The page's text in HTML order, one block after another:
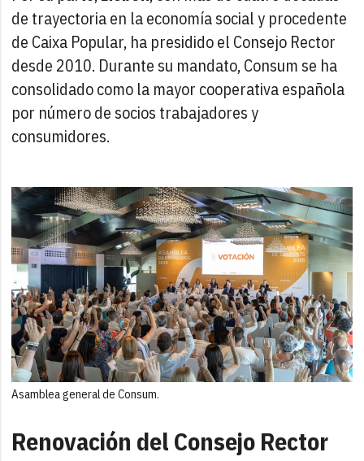
de trayectoria en la economía social y procedente
de Caixa Popular, ha presidido el Consejo Rector
desde 2010. Durante su mandato, Consum se ha
consolidado como la mayor cooperativa española
por número de socios trabajadores y
consumidores.
Asamblea general de Consum.
Renovación del Consejo Rector